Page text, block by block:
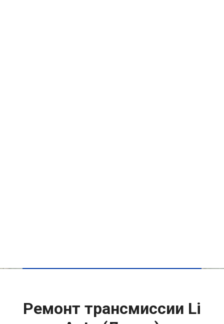
Ремонт трансмиссии Li